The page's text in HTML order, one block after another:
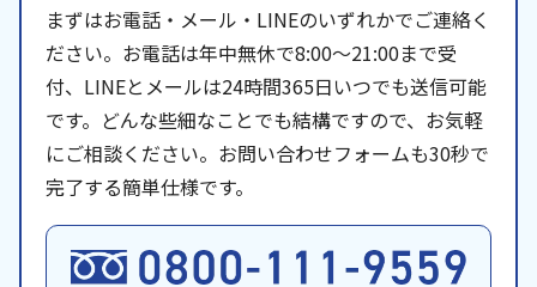
まずはお電話・メール・LINEのいずれかでご連絡く
ださい。お電話は年中無休で8:00〜21:00まで受
付、LINEとメールは24時間365日いつでも送信可能
です。どんな些細なことでも結構ですので、お気軽
にご相談ください。お問い合わせフォームも30秒で
完了する簡単仕様です。